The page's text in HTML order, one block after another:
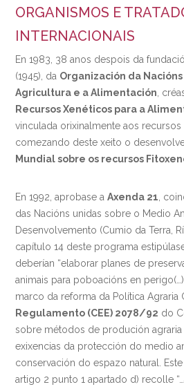
ORGANISMOS E
INTERNACIONAIS
En 1983, 38 anos despois da
(1945), da Organización da
Agricultura e a Alimentación ,
Recursos Xenéticos para a
vinculada orixinalmente aos recursos
comezando deste xeito o
Mundial sobre os recursos
En 1992, aprobase aAxenda 21 ,
das Nacións unidas sobre o Medio
Desenvolvemento (Cumio da Terra,
capítulo 14 deste programa
deberían “elaborar planes de
animais para poboacións en
marco da reforma da Política Agraria
Regulamento (CEE) 2078/92 do
sobre métodos de produción
exixencias da protección do medio
conservación do espazo natural.
artigo 2 punto 1 apartado d) recolle